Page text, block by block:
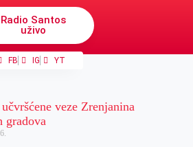
Radio Santos
uživo
FB IG YT
veze Zrenjanina
gradova